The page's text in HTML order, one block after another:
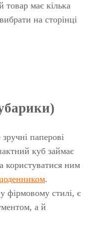
товар має кілька
на сторінці
паперові
куб займає
користуватися ним
.
фірмовому стилі, є
а й